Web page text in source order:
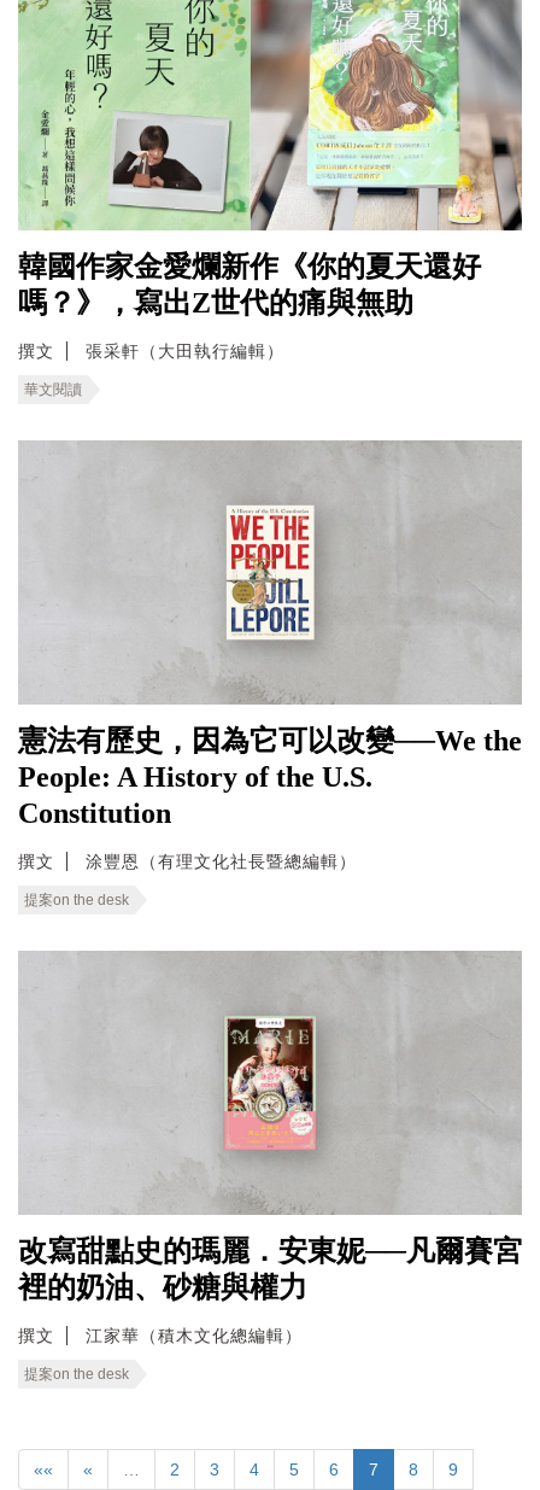
韓國作家金愛爛新作《你的夏天還好
嗎？》，寫出Z世代的痛與無助
撰文 張采軒（大田執行編輯）
華文閱讀
憲法有歷史，因為它可以改變──We the
People: A History of the U.S.
Constitution
撰文 涂豐恩（有理文化社長暨總編輯）
提案on the desk
改寫甜點史的瑪麗．安東妮──凡爾賽宮
裡的奶油、砂糖與權力
撰文 江家華（積木文化總編輯）
提案on the desk
«« « 2 3 4 5 6 7 8 9